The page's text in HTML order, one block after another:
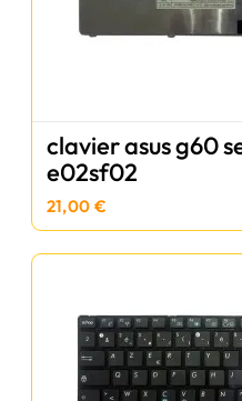
clavier asus g60
e02sf02
21,00 €